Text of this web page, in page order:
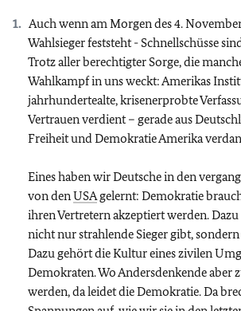
Auch wenn am Morgen des 4.
Wahlsieger feststeht - Schnellschüsse
Trotz aller berechtigter Sorge, die
Wahlkampf in uns weckt: Amerikas
jahrhundertealte, krisenerprobte
Vertrauen verdient – gerade aus
Freiheit und Demokratie Amerika
Eines haben wir Deutsche in den
von denUSAgelernt: Demokratie
ihren Vertretern akzeptiert werden. Dazu
nicht nur strahlende Sieger gibt,
Dazu gehört die Kultur eines zivilen
Demokraten. Wo Andersdenkende aber
werden, da leidet die Demokratie. Da